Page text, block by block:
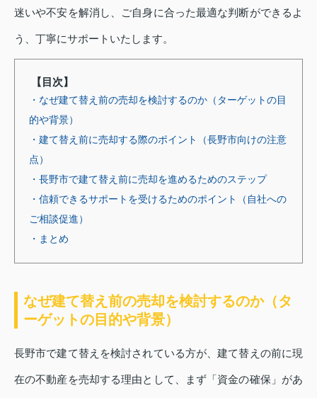
迷いや不安を解消し、ご自身に合った最適な判断ができるよ
う、丁寧にサポートいたします。
【目次】
・なぜ建て替え前の売却を検討するのか（ターゲットの目
的や背景）
・建て替え前に売却する際のポイント（長野市向けの注意
点）
・長野市で建て替え前に売却を進めるためのステップ
・信頼できるサポートを受けるためのポイント（自社への
ご相談促進）
・まとめ
なぜ建て替え前の売却を検討するのか（タ
ーゲットの目的や背景）
長野市で建て替えを検討されている方が、建て替えの前に現
在の不動産を売却する理由として、まず「資金の確保」があ